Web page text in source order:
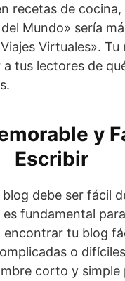
recetas de
Mundo» sería
Virtuales». Tu
a tus lectores de
y
Escribir
debe ser fácil
fundamental
encontrar tu blog
o
corto y simple